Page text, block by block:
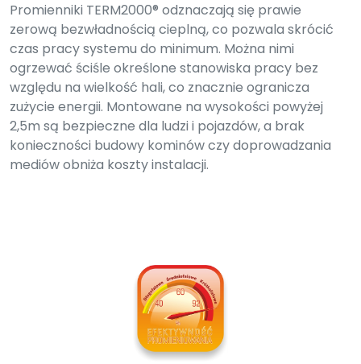
Promienniki TERM2000® odznaczają się prawie
zerową bezwładnością cieplną, co pozwala skrócić
czas pracy systemu do minimum. Można nimi
ogrzewać ściśle określone stanowiska pracy bez
względu na wielkość hali, co znacznie ogranicza
zużycie energii. Montowane na wysokości powyżej
2,5m są bezpieczne dla ludzi i pojazdów, a brak
konieczności budowy kominów czy doprowadzania
mediów obniża koszty instalacji.